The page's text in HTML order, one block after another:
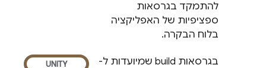
להתמקד בגרסאות
ספציפיות של האפליקציה
בלוח הבקרה.
בגרסאות build שמיועדות ל-